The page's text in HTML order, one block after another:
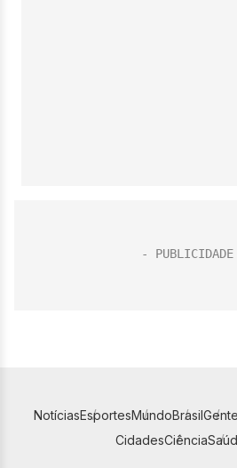
NotíciasEsportesMundoBrasil
CidadesCiência